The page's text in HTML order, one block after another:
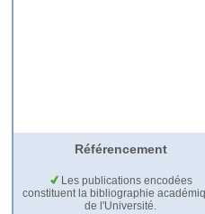
Référencement
Les publications encodées
constituent la bibliographie
de l'Université.